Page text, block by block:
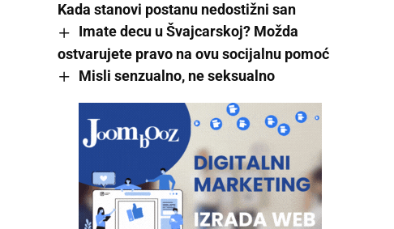
Kada stanovi postanu nedostižni san
Imate decu u Švajcarskoj? Možda
ostvarujete pravo na ovu socijalnu pomoć
Misli senzualno, ne seksualno